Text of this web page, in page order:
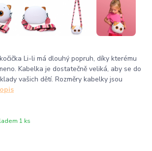
Li-li má dlouhý popruh, díky kterému
Kabelka je dostatečně veliká, aby se do
vašich dětí. Rozměry kabelky jsou
1 ks